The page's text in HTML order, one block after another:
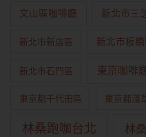
文山區咖啡廳 新北市三
新北市新店區 新北市板橋
新北市石門區 東京咖啡
東京都千代田區 東京都淺
林桑跑咖台北 林